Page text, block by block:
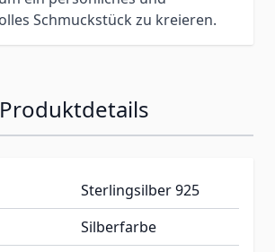
Schmuckstück zu kreieren.
Produktdetails
Sterlingsilber 925
Silberfarbe